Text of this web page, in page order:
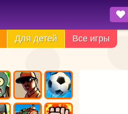
Для детей Все игры